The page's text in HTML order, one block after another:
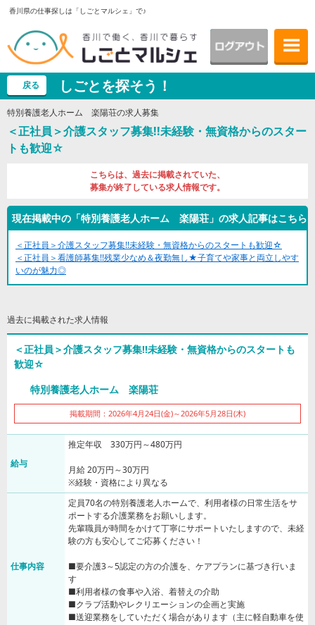
香川県の仕事探しは「しごとマルシェ」で♪
戻る しごとを探そう！
特別養護老人ホーム 楽陽荘の求人募集
＜正社員＞介護スタッフ募集!!未経験・無資格からのスター
トも歓迎☆
こちらは、過去に掲載されていた、
募集が終了している求人情報です。
現在掲載中の「特別養護老人ホーム 楽陽荘」の求人記事はこちら
＜正社員＞介護スタッフ募集!!未経験・無資格からのスタートも歓迎☆
＜正社員＞看護師募集!!残業少なめ＆夜勤無し★子育てや家事と両立しやす
いのが魅力◎
過去に掲載された求人情報
＜正社員＞介護スタッフ募集!!未経験・無資格からのスタートも
歓迎☆
特別養護老人ホーム 楽陽荘
掲載期間：2026年4月24日(金)～2026年5月28日(木)
給与
推定年収 330万円～480万円
月給 20万円～30万円
※経験・資格により異なる
仕事内容
定員70名の特別養護老人ホームで、利用者様の日常生活をサ
ポートする介護業務をお願いします。
先輩職員が時間をかけて丁寧にサポートいたしますので、未経
験の方も安心してご応募ください！
■要介護3～5認定の方の介護を、ケアプランに基づき行いま
す
■利用者様の食事や入浴、着替えの介助
■クラブ活動やレクリエーションの企画と実施
■送迎業務をしていただく場合があります（主に軽自動車を使